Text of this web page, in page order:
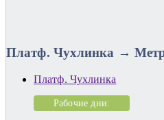
Платф. Чухлинка →
Платф. Чухлинка
Рабочие дни: